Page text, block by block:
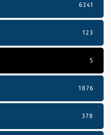
6341
123
5
1876
378